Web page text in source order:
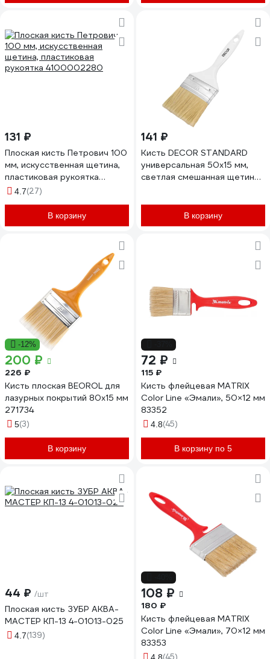
131 ₽
Плоская кисть Петрович 100
мм, искусственная щетина,
пластиковая рукоятка
4100002280
4.7(27)
В корзину
141 ₽
Кисть DECOR STANDARD
универсальная 50х15 мм,
светлая смешанная щетина,
В корзину
-12%
200 ₽
226 ₽
Кисть плоская BEOROL для
лазурных покрытий 80x15 мм
271734
5(3)
В корзину
72 ₽
115 ₽
Кисть флейцевая MATRIX
Color Line «Эмали», 50×12 мм
83352
4.8(45)
В корзину по 5
44 ₽ /шт
Плоская кисть ЗУБР АКВА-
МАСТЕР КП-13 4-01013-025
4.7(139)
108 ₽
180 ₽
Кисть флейцевая MATRIX
Color Line «Эмали», 70×12 мм
83353
(45)